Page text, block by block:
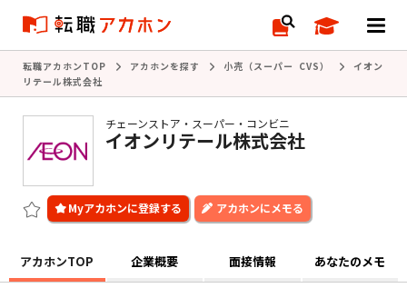
転職アカホンTOP アカホンを探す 小売（スーパー CVS）
イオン
リテール株式会社
チェーンストア・スーパー・コンビニ
イオンリテール株式会社
アカホンにメモる
アカホンTOP 企業概要 面接情報 あなたのメモ